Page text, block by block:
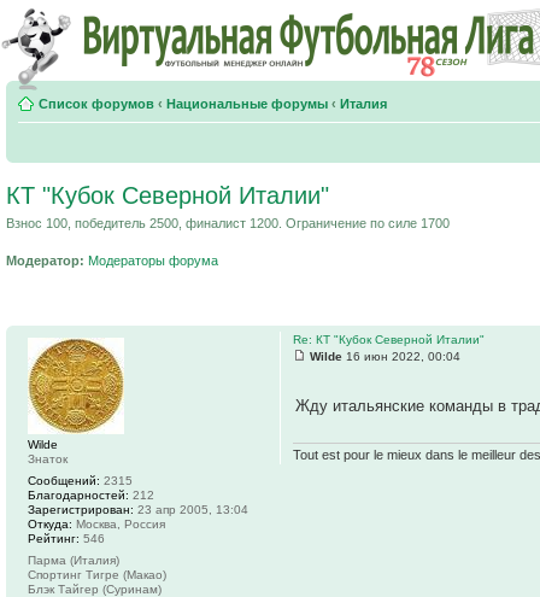
Список форумов ‹ Национальные форумы ‹ Италия
КТ "Кубок Северной Италии"
Взнос 100, победитель 2500, финалист 1200. Ограничение по силе 1700
Модератор: Модераторы форума
Re: КТ "Кубок Северной Италии"
Wilde 16 июн 2022, 00:04
Жду итальянские команды в
Tout est pour le mieux dans le meilleur
Wilde
Знаток
Сообщений: 2315
Благодарностей: 212
Зарегистрирован: 23 апр 2005, 13:04
Откуда: Москва, Россия
Рейтинг: 546
Парма (Италия)
Спортинг Тигре (Макао)
Блэк Тайгер (Суринам)